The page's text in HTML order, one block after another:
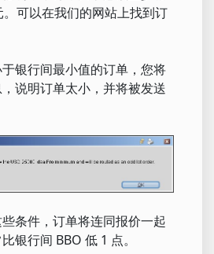
可以在我们的网站上找到订
银行间最小值的订单，您将
说明订单太小，并将被发送
条件，订单将连同报价一起
银行间 BBO 低 1 点。